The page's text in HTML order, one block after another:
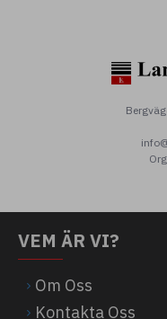
VEM ÄR VI?
Om Oss
Kontakta Oss